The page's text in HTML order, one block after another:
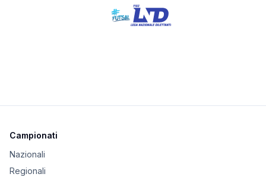
Campionati
Nazionali
Regionali